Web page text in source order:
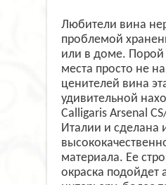
Любители вина
проблемой
или в доме. Порой
места просто не
ценителей вина
удивительной
Calligaris Arsenal
Италии и сделана
материала. Ее
окраска